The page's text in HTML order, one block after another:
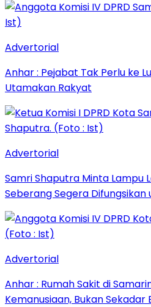
Advertorial
Anhar : Pejabat Tak Perlu ke
Utamakan Rakyat
Advertorial
Samri Shaputra Minta Lampu
Seberang Segera
Advertorial
Anhar : Rumah Sakit di
Kemanusiaan, Bukan Sekadar